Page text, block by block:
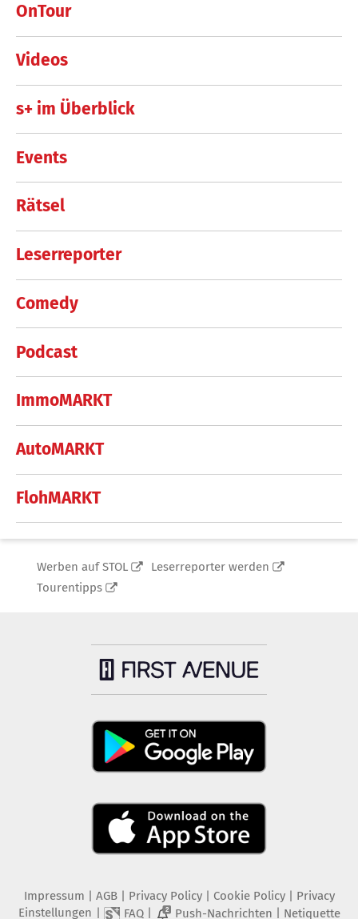
OnTour
Videos
s+ im Überblick
Events
Rätsel
Leserreporter
Comedy
Podcast
ImmoMARKT
AutoMARKT
FlohMARKT
Werben auf STOL
Leserreporter werden
Tourentipps
Impressum AGB Privacy Policy| Cookie Policy| Privacy
Einstellungen
FAQ| 2 Push-Nachrichten Netiquette